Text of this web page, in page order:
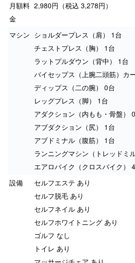
月額料
金
2,980円（税込 3,278円）
マシン ショルダープレス（肩） 1台
チェストプレス（胸） 1台
ラットプルダウン（背中） 1台
バイセップス（上腕二頭筋）カ
ディップス（二の腕） 0台
レッグプレス（脚） 1台
アダクション（内もも・骨盤）
アブダクション（尻） 1台
アブドミナル（腹筋） 1台
ランニングマシン（トレッドミ
エアロバイク（クロスバイク）
設備
セルフエステ あり
セルフ脱毛 あり
セルフネイル あり
セルフホワイトニング あり
ゴルフ なし
トイレ あり